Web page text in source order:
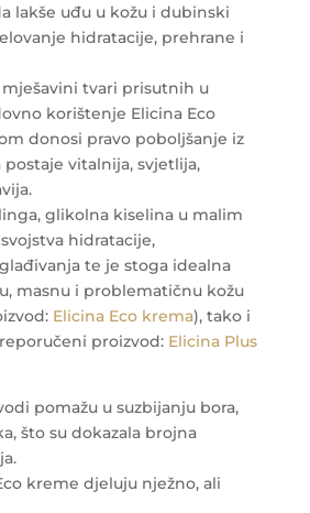
lakše uđu u kožu i dubinski
hidratacije, prehrane i
tvari prisutnih u
korištenje Elicina Eco
donosi pravo poboljšanje iz
postaje vitalnija, svjetlija,
glikolna kiselina u malim
hidratacije,
te je stoga idealna
masnu i problematičnu kožu
Elicina Eco krema), tako i
proizvod: Elicina Plus
pomažu u suzbijanju bora,
što su dokazala brojna
kreme djeluju nježno, ali